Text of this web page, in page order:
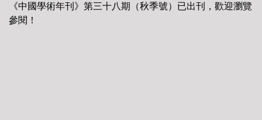
《中國學術年刊》第三十八期（秋季號）已出刊，歡迎瀏覽
參閱！